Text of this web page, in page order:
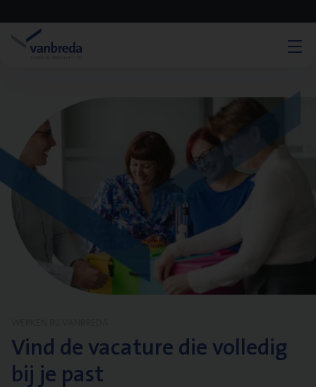
Vind de vacature die volledig
bij je past